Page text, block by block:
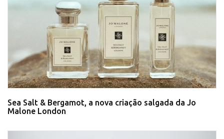
Sea Salt & Bergamot, a nova criação salgada da Jo
Malone London